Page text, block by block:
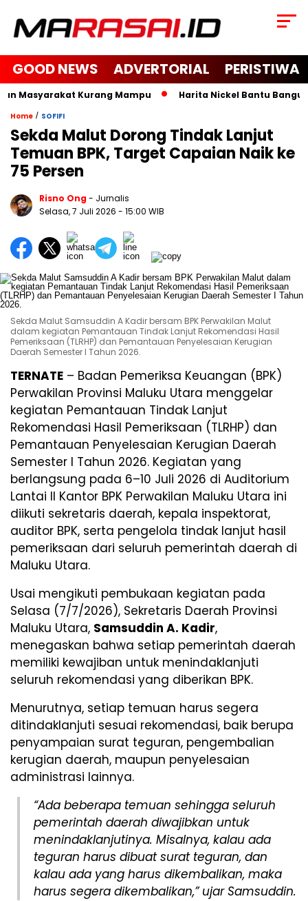
GOOD NEWS ADVERTORIAL PERISTIWA
Masyarakat Kurang Mampu Harita Nickel Bantu Bangun
Home / SOFIFI
Sekda Malut Dorong Tindak Lanjut
Temuan BPK, Target Capaian Naik ke
75 Persen
Risno Ong- Jurnalis
Selasa, 7 Juli 2026 - 15:00 WIB
Sekda Malut Samsuddin A Kadir bersam BPK Perwakilan Malut
dalam kegiatan Pemantauan Tindak Lanjut Rekomendasi Hasil
Pemeriksaan (TLRHP) dan Pemantauan Penyelesaian Kerugian
Daerah Semester I Tahun 2026.
TERNATE – Badan Pemeriksa Keuangan (BPK)
Perwakilan Provinsi Maluku Utara menggelar
kegiatan Pemantauan Tindak Lanjut
Rekomendasi Hasil Pemeriksaan (TLRHP) dan
Pemantauan Penyelesaian Kerugian Daerah
Semester I Tahun 2026. Kegiatan yang
berlangsung pada 6–10 Juli 2026 di Auditorium
Lantai II Kantor BPK Perwakilan Maluku Utara ini
diikuti sekretaris daerah, kepala inspektorat,
auditor BPK, serta pengelola tindak lanjut hasil
pemeriksaan dari seluruh pemerintah daerah di
Maluku Utara.
Usai mengikuti pembukaan kegiatan pada
Selasa (7/7/2026), Sekretaris Daerah Provinsi
Maluku Utara, Samsuddin A. Kadir,
menegaskan bahwa setiap pemerintah daerah
memiliki kewajiban untuk menindaklanjuti
seluruh rekomendasi yang diberikan BPK.
Menurutnya, setiap temuan harus segera
ditindaklanjuti sesuai rekomendasi, baik berupa
penyampaian surat teguran, pengembalian
kerugian daerah, maupun penyelesaian
administrasi lainnya.
“Ada beberapa temuan sehingga seluruh
pemerintah daerah diwajibkan untuk
menindaklanjutinya. Misalnya, kalau ada
teguran harus dibuat surat teguran, dan
kalau ada yang harus dikembalikan, maka
harus segera dikembalikan,” ujar Samsuddin.